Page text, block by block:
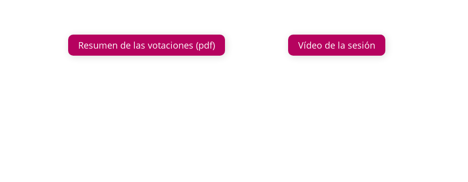
Resumen de las votaciones (pdf) Vídeo de la sesión